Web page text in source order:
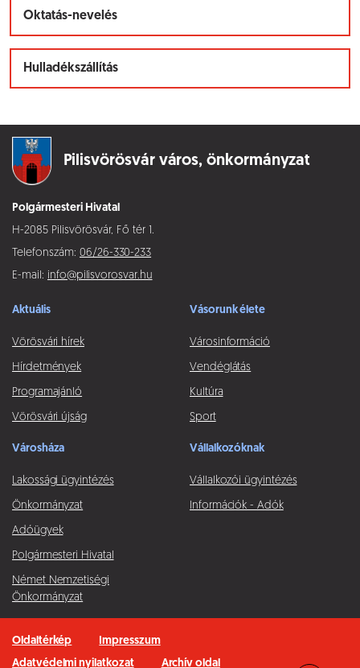
Oktatás-nevelés
Hulladékszállítás
Pilisvörösvár város, önkormányzat
Polgármesteri Hivatal
H-2085 Pilisvörösvár, Fő tér 1.
Telefonszám: 06/26-330-233
E-mail: info@pilisvorosvar.hu
Aktuális
Vörösvári hírek
Hírdetmények
Programajánló
Vörösvári újság
Vásorunk élete
Városinformáció
Vendéglátás
Kultúra
Sport
Városháza
Lakossági ügyintézés
Önkormányzat
Adóügyek
Polgármesteri Hivatal
Német Nemzetiségi
Önkormányzat
Vállalkozóknak
Vállalkozói ügyintézés
Információk - Adók
Oldaltérkép
Impresszum
Adatvédelmi nyilatkozat
Archív oldal